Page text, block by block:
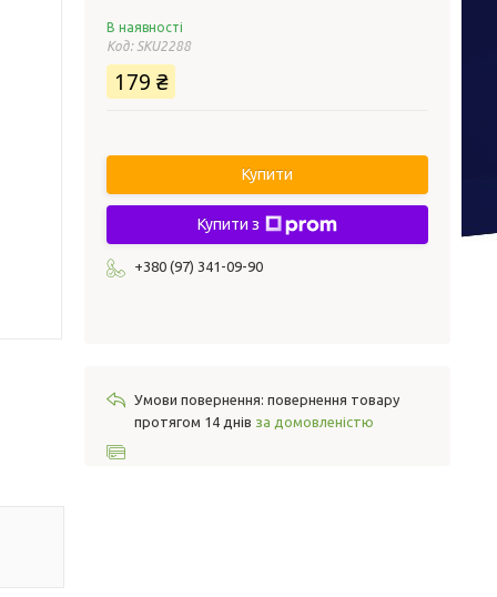
В наявності
Код: SKU2288
179 ₴
Купити
Купити з
+380 (97) 341-09-90
повернення товару
протягом 14 днів за домовленістю